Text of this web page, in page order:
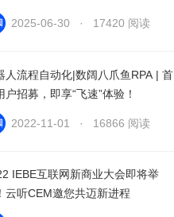
2025-06-30 · 17420 阅读
人流程自动化|数阔八爪鱼RPA | 首
户招募，即享“飞速”体验！
2022-11-01 · 16866 阅读
IEBE互联网新商业大会即将举
云听CEM邀您共迈新进程